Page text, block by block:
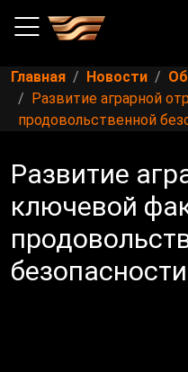
Главная Новости
Развитие аграрной
продовольственной
Развитие
ключевой